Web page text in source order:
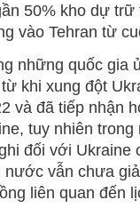
50% kho dự trữ
vào Tehran từ
những quốc gia
khi xung đột
và đã tiếp nhận
tuy nhiên trong
đối với Ukraine
nước vẫn chưa
liên quan đến